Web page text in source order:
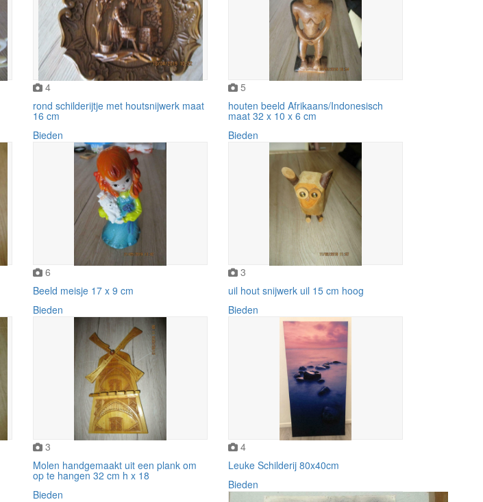
4
rond schilderijtje met houtsnijwerk maat
16 cm
Bieden
5
houten beeld Afrikaans/Indonesisch
maat 32 x 10 x 6 cm
Bieden
6
Beeld meisje 17 x 9 cm
Bieden
3
uil hout snijwerk uil 15 cm hoog
Bieden
3
Molen handgemaakt uit een plank om
op te hangen 32 cm h x 18
Bieden
4
Leuke Schilderij 80x40cm
Bieden